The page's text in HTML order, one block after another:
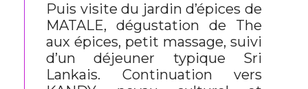
Puis visite du jardin d’épices de
MATALE, dégustation de The
aux épices, petit massage, suivi
d’un déjeuner typique Sri
Lankais. Continuation vers